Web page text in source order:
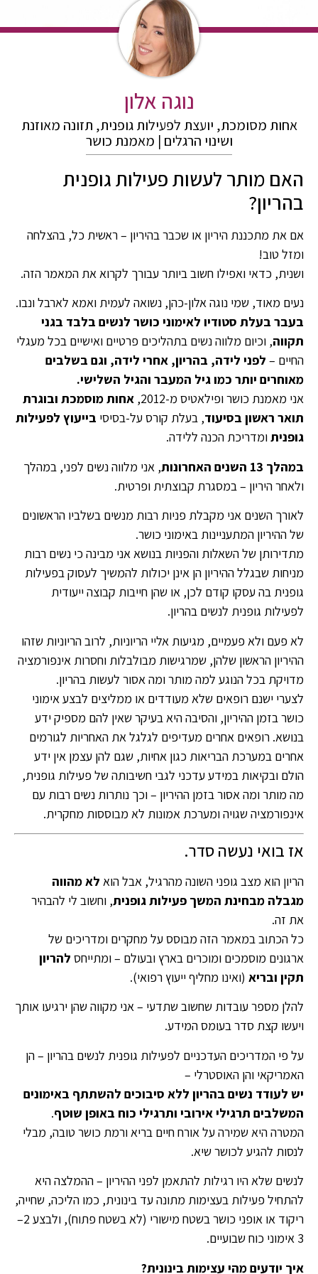
נוגה אלון
אחות מסומכת, יועצת לפעילות גופנית, תזונה מאוזנת
ושינוי הרגלים | מאמנת כושר
האם מותר לעשות פעילות גופנית
בהריון?
אם את מתכננת היריון או שכבר בהיריון – ראשית כל, בהצלחה
ומזל טוב!
ושנית, כדאי ואפילו חשוב ביותר עבורך לקרוא את המאמר הזה.
נעים מאוד, שמי נוגה אלון-כהן, נשואה לעמית ואמא לארבל ונבו.
בעבר בעלת סטודיו לאימוני כושר לנשים בלבד בגני
תקווה, וכיום מלווה נשים בתהליכים פרטיים ואישיים בכל מעגלי
החיים – לפני לידה, בהריון, אחרי לידה, וגם בשלבים
מאוחרים יותר כמו גיל המעבר והגיל השלישי.
אני מאמנת כושר ופילאטיס מ-2012,
אחות מוסמכת ובוגרת
תואר ראשון בסיעוד, בעלת קורס על-בסיסי בייעוץ לפעילות
גופניתומדריכת הכנה ללידה.
במהלך 13 השנים האחרונות
, אני מלווה נשים לפני, במהלך
ולאחר היריון – במסגרת קבוצתית ופרטית.
לאורך השנים אני מקבלת פניות רבות מנשים בשלביו הראשונים
של ההיריון המתעניינות באימוני כושר.
מתדירותן של השאלות והפניות בנושא אני מבינה כי נשים רבות
מניחות שבגלל ההיריון הן אינן יכולות להמשיך לעסוק בפעילות
גופנית בה עסקו קודם לכן, או שהן חייבות קבוצה ייעודית
לפעילות גופנית לנשים בהריון.
לא פעם ולא פעמיים, מגיעות אליי הריוניות, לרוב הריוניות שזהו
ההיריון הראשון שלהן, שמרגישות מבולבלות וחסרות אינפורמציה
מדויקת בכל הנוגע למה מותר ומה אסור לעשות בהריון.
לצערי ישנם רופאים שלא מעודדים או ממליצים לבצע אימוני
כושר בזמן ההיריון, והסיבה היא בעיקר שאין להם מספיק ידע
בנושא. רופאים אחרים מעדיפים לגלגל את האחריות לגורמים
אחרים במערכת הבריאות כגון אחיות, שגם להן עצמן אין ידע
הולם ובקיאות במידע עדכני לגבי חשיבותה של פעילות גופנית,
מה מותר ומה אסור בזמן ההיריון – וכך נותרות נשים רבות עם
אינפורמציה שגויה ומערכת אמונות לא מבוססות מחקרית.
אז בואי נעשה סדר.
הריון הוא מצב גופני השונה מהרגיל, אבל הוא לא מהווה
מגבלה מבחינת המשך פעילות גופנית, וחשוב לי להבהיר
את זה.
כל הכתוב במאמר הזה מבוסס על מחקרים ומדריכים של
ארגונים מוסמכים ומוכרים בארץ ובעולם – ומתייחס להריון
תקין ובריא (ואינו מחליף ייעוץ רפואי).
להלן מספר עובדות שחשוב שתדעי – אני מקווה שהן ירגיעו אותך
ויעשו קצת סדר בעומס המידע.
על פי המדריכים העדכניים לפעילות גופנית לנשים בהריון – הן
האמריקאי והן האוסטרלי –
יש לעודד נשים בהריון ללא סיבוכים להשתתף באימונים
המשלבים תרגילי אירובי ותרגילי כוח באופן שוטף.
המטרה היא שמירה על אורח חיים בריא ורמת כושר טובה, מבלי
לנסות להגיע לכושר שיא.
לנשים שלא היו רגילות להתאמן לפני ההיריון – ההמלצה היא
להתחיל פעילות בעצימות מתונה עד בינונית, כמו הליכה, שחייה,
ריקוד או אופני כושר בשטח מישורי (לא בשטח פתוח), ולבצע 2–
3 אימוני כוח שבועיים.
איך יודעים מהי עצימות בינונית?